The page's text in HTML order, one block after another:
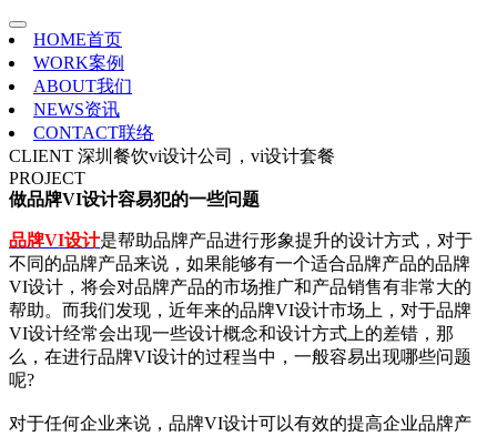
HOME首页
WORK案例
ABOUT我们
NEWS资讯
CONTACT联络
CLIENT 深圳餐饮vi设计公司，vi设计套餐
PROJECT
做品牌VI设计容易犯的一些问题
品牌VI设计是帮助品牌产品进行形象提升的设计方式，对于
不同的品牌产品来说，如果能够有一个适合品牌产品的品牌
VI设计，将会对品牌产品的市场推广和产品销售有非常大的
帮助。而我们发现，近年来的品牌VI设计市场上，对于品牌
VI设计经常会出现一些设计概念和设计方式上的差错，那
么，在进行品牌VI设计的过程当中，一般容易出现哪些问题
呢?
对于任何企业来说，品牌VI设计可以有效的提高企业品牌产